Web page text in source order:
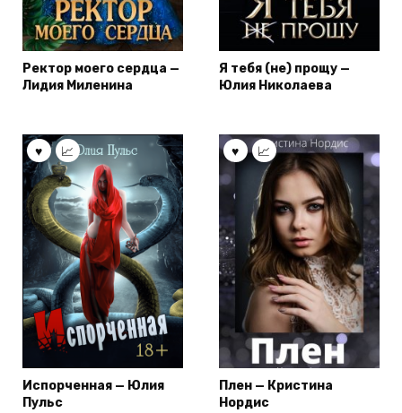
Ректор моего сердца —
Лидия Миленина
Я тебя (не) прощу —
Юлия Николаева
Испорченная — Юлия
Пульс
Плен — Кристина
Нордис